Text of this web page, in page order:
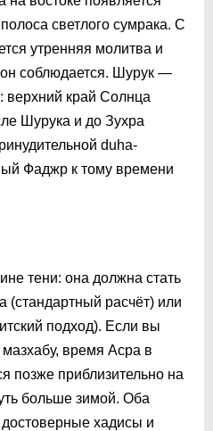
светлого сумрака. С
утренняя молитва и
соблюдается. Шурук —
верхний край Солнца
Шурука и до Зухра
duha-
Фаджр к тому времени
тени: она должна стать
(стандартный расчёт) или
подход). Если вы
время Асра в
позже приблизительно на
больше зимой. Оба
хадисы и